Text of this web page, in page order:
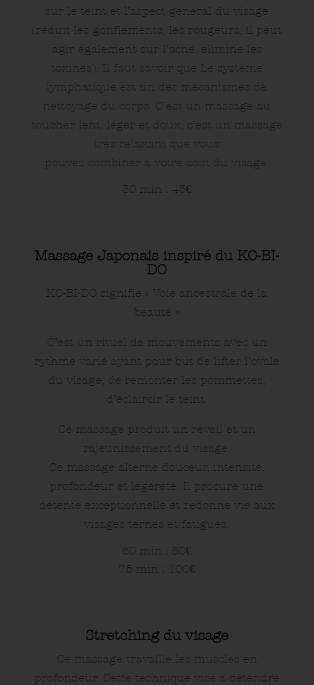
sur le teint et l’aspect general du visage
(réduit les gonflements, les rougeurs, il peut
agir également sur l’acné, élimine les
toxines). Il faut savoir que Le système
lymphatique est un des mécanismes de
nettoyage du corps. C’est un massage au
toucher lent, léger et doux, c’est un massage
très relaxant que vous
pouvez combiner à votre soin du visage.
30 min : 45€
Massage Japonais inspiré du KO-BI-
DO
KO-BI-DO signifie « Voie ancestrale de la
beauté »
C’est un rituel de mouvements avec un
rythme varié ayant pour but de lifter l’ovale
du visage, de remonter les pommettes,
d’éclaircir le teint.
Ce massage produit un réveil et un
rajeunissement du visage.
Ce massage alterne douceur, intensité,
profondeur et légèreté. Il procure une
détente exceptionnelle et redonne vie aux
visages ternes et fatigués.
60 min : 80 €
75 min : 100 €
Stretching du visage
Ce massage travaille les muscles en
profondeur. Cette technique vise à détendre